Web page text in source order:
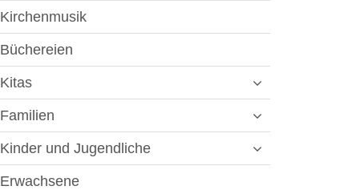
Kirchenmusik
Büchereien
Kitas
Familien
Kinder und Jugendliche
Erwachsene